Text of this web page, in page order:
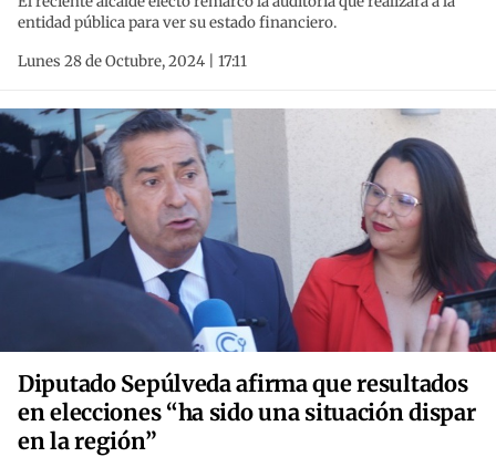
entidad pública para ver su estado financiero.
Lunes 28 de Octubre, 2024 | 17:11
Diputado Sepúlveda afirma que resultados
en elecciones “ha sido una situación dispar
en la región”